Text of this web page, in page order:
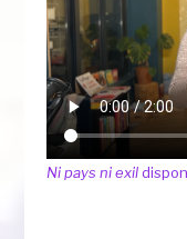
Ni pays ni exil